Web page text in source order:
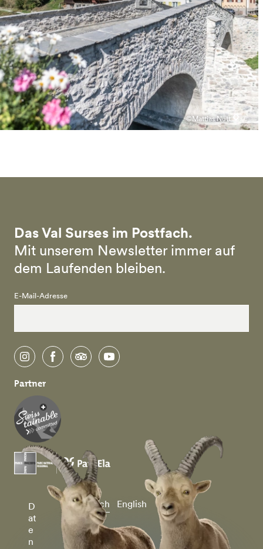
©Mattias Nutt
Das Val Surses im Postfach.
Mit unserem Newsletter immer auf
dem Laufenden bleiben.
E-Mail-Adresse
instagramfacebooktripadvisoryoutube
Partner
D
at
e
n
Deutsch English